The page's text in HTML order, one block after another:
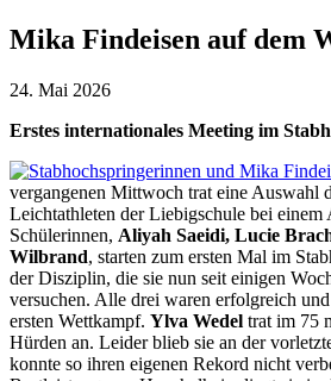
Mika Findeisen auf dem
24. Mai 2026
Erstes internationales Meeting im
vergangenen Mittwoch trat eine Auswahl
Leichtathleten der Liebigschule bei einem
Schülerinnen, Aliyah Saeidi, Lucie
Wilbrand, starten zum ersten Mal im
der Disziplin, die sie nun seit einigen
versuchen. Alle drei waren erfolgreich
ersten Wettkampf. Ylva Wedel trat im 75
Hürden an. Leider blieb sie an der
konnte so ihren eigenen Rekord nicht